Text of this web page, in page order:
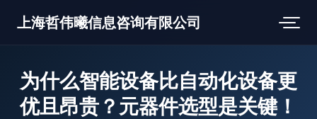
上海哲伟曦信息咨询有限公司
为什么智能设备比自动化设备更
优且昂贵？元器件选型是关键！